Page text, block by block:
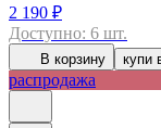
2 190 ₽
Доступно: 6 шт.
В корзину купи
распродажа